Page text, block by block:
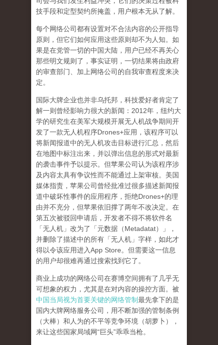
技手段和定型契约所掩盖，用户根本无从了解。
每个网络公司都有设置对不合法内容的公开指导
原则，但它们如何应用这些原则却不为人知。如
果是在党管一切的中国大陆，用户已经不再关心
那些明文规则了，事实证明， 一切结果将由政府
的审查部门、加上网络公司的自我审查程度来决
定。
国际大牌企业也并非乌托邦，科技爱好者肯定了
解一则曾经影响力很大的新闻： 2012年，纽约大
学的研究生在美军大规模开展无人机战争期间开
发了一款无人机程序Drones+应用，该程序可以
将新闻报道中的无人机攻击目标进行汇总，然后
在地图中标注出来，并以弹出信息的形式对最新
的袭击事件予以提示。但苹果公司认为该程序涉
及内容太具有争议性而不能通过上架审核。美国
媒体指责，苹果公司曾经批准过很多描述新闻报
道中破坏性事件的应用程序，拒绝Drones+的理
由并不充分，但苹果依旧撑了两年不改决定。在
第五次被驳回申请后，开发者不得不将软件名
「无人机」改为了「元数据（Metadatat）」，
并删除了描述中的所有「无人机」字样，如此才
得以令该应用进入App Store。但需要这一信息
的用户却很难再通过搜索找到它了。
商业上成功的网络公司在赛博空间拥有了几乎无
可想象的权力，尤其是在对内容的操控方面。被
中国当局视为首要关键的网络管制最先拿下的是
国内大牌网络服务公司 ，用不断加强的管制条例
（大棒）和人为的不平等竞争环境（胡萝卜），
来让这些国家局域网“巨头”乖乖当枪。